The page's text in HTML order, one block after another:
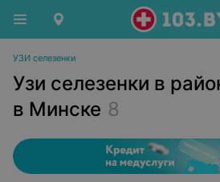
УЗИ селезенки
Узи селезенки в
в Минске 8